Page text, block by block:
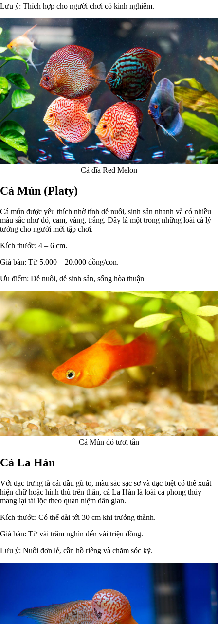
Lưu ý: Thích hợp cho người chơi có kinh nghiệm.
Cá dĩa Red Melon
Cá Mún (Platy)
Cá mún được yêu thích nhờ tính dễ nuôi, sinh sản nhanh và có nhiều
màu sắc như đỏ, cam, vàng, trắng. Đây là một trong những loài cá lý
tưởng cho người mới tập chơi.
Kích thước: 4 – 6 cm.
Giá bán: Từ 5.000 – 20.000 đồng/con.
Ưu điểm: Dễ nuôi, dễ sinh sản, sống hòa thuận.
Cá Mún đỏ tươi tắn
Cá La Hán
Với đặc trưng là cái đầu gù to, màu sắc sặc sỡ và đặc biệt có thể xuất
hiện chữ hoặc hình thù trên thân, cá La Hán là loài cá phong thủy
mang lại tài lộc theo quan niệm dân gian.
Kích thước: Có thể dài tới 30 cm khi trưởng thành.
Giá bán: Từ vài trăm nghìn đến vài triệu đồng.
Lưu ý: Nuôi đơn lẻ, cần hồ riêng và chăm sóc kỹ.